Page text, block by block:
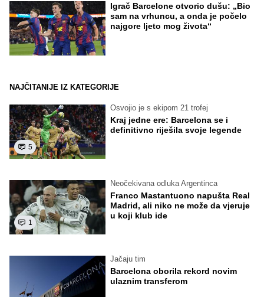
Igrač Barcelone otvorio dušu: „Bio
sam na vrhuncu, a onda je počelo
najgore ljeto mog života“
NAJČITANIJE IZ KATEGORIJE
5
Osvojio je s ekipom 21 trofej
Kraj jedne ere: Barcelona se i
definitivno riješila svoje legende
1
Neočekivana odluka Argentinca
Franco Mastantuono napušta Real
Madrid, ali niko ne može da vjeruje
u koji klub ide
Jačaju tim
Barcelona oborila rekord novim
ulaznim transferom